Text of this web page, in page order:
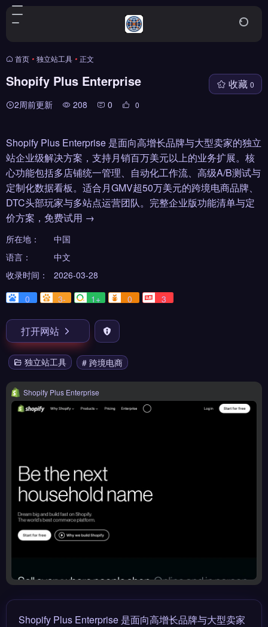
首页 • 独立站工具 • 正文
Shopify Plus Enterprise
2周前更新 208 0 0
收藏 0
Shopify Plus Enterprise 是面向高增长品牌与大型卖家的独立
站企业级解决方案，支持月销百万美元以上的业务扩展。核
心功能包括多店铺统一管理、自动化工作流、高级A/B测试与
定制化数据看板。适合月GMV超50万美元的跨境电商品牌、
DTC头部玩家与多站点运营团队。完整企业版功能清单与定
价方案，免费试用 →
所在地：
中国
语言：
中文
收录时间：
2026-03-28
0
3- 1+ 0 3
打开网站
独立站工具 # 跨境电商
Shopify Plus Enterprise
Shopify Plus Enterprise 是面向高增长品牌与大型卖家